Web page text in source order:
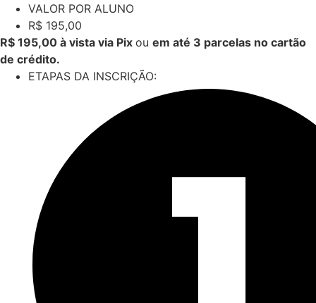
VALOR POR ALUNO
R$ 195,00
R$ 195,00 à vista via Pix ou em até 3 parcelas no cartão
de crédito.
ETAPAS DA INSCRIÇÃO: